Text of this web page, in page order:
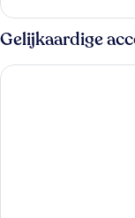
Gelijkaardige
Hotel Mondial